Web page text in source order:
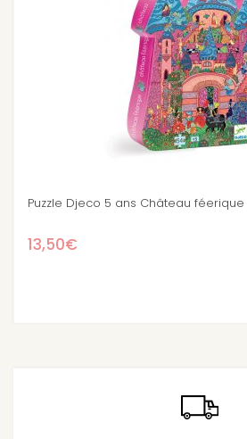
54 pièces Puzzle Djeco